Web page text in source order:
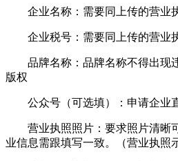
企业名称：需要同上传的营业
企业税号：需要同上传的营业
品牌名称：品牌名称不得出现
版权
公众号（可选填）：申请企业
营业执照照片：要求照片清晰
业信息需跟填写一致。（营业执照